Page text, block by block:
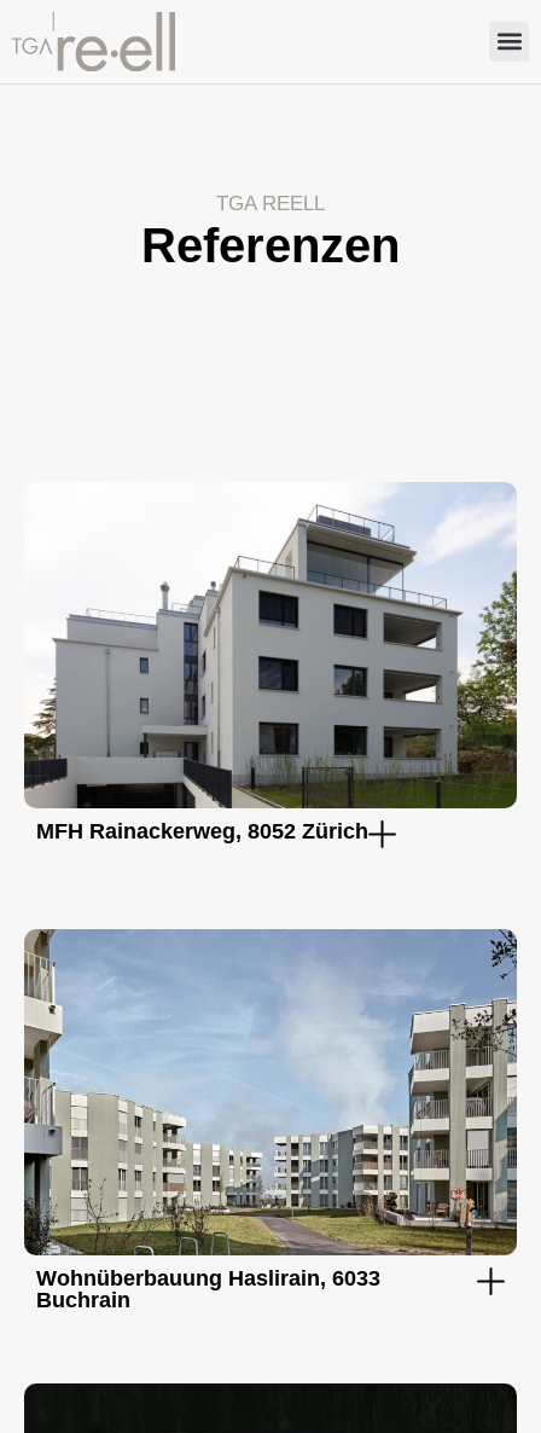
TGA REELL
Referenzen
MFH Rainackerweg, 8052 Zürich
Wohnüberbauung Haslirain, 6033
Buchrain